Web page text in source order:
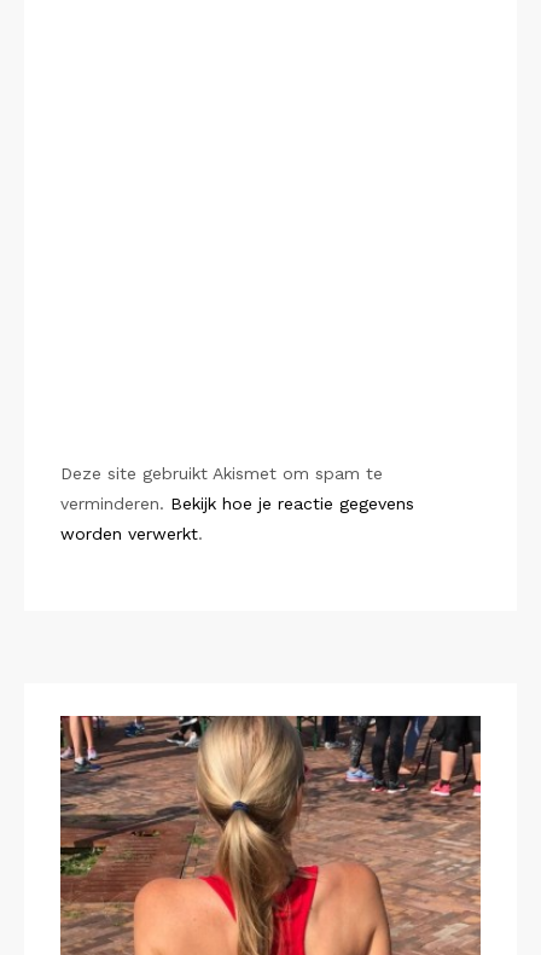
Deze site gebruikt Akismet om spam te
verminderen. Bekijk hoe je reactie gegevens
worden verwerkt.